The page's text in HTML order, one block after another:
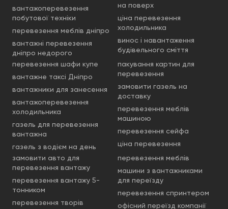
вантажоперевезення
побутової техніки
перевезення меблів дніпро
вантажні перевезення
дніпро недорого
на поверх
ціна перевезення
холодильника
винос і навантаження
будівельного сміття
перевезення шафи купе
вантажне таксі Дніпро
вантажники для занесення
вантажоперевезення
холодильника
газель для перевезення
вантажна
газель з водієм на день
пакування картин для
перевезення
замовити газель на
доставку
перевезення меблів
машиною
перевезення сейфа
ціна перевезення
замовити авто для
перевезення вантажу
перевезення вантажу 5-
тонником
перевезення творів
перевезення меблів
машини з вантажниками
для переїзду
перевезення спринтером
офісний переїзд компанії